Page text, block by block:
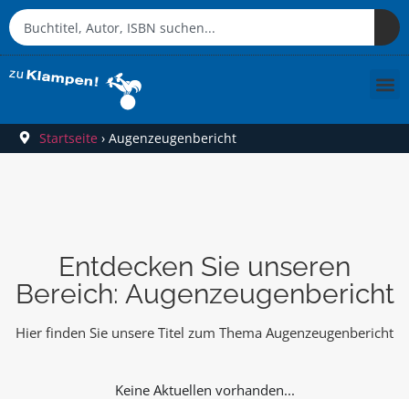
Startseite › Augenzeugenbericht
Entdecken Sie unseren
Bereich: Augenzeugenbericht
Hier finden Sie unsere Titel zum Thema Augenzeugenbericht